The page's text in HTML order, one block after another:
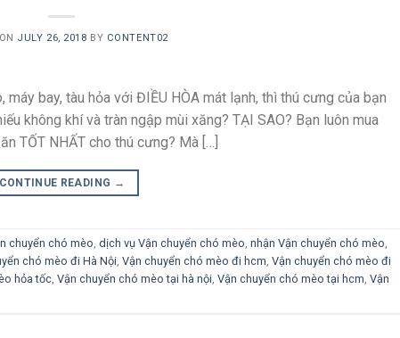
JULY 26, 2018 BY CONTENT02
bay, tàu hỏa với ĐIỀU HÒA mát lạnh, thì thú cưng của bạn
không khí và tràn ngập mùi xăng? TẠI SAO? Bạn luôn mua
TỐT NHẤT cho thú cưng? Mà […]
CONTINUE READING →
chuyển chó mèo, dịch vụ Vận chuyển chó mèo, nhận Vận chuyển chó mèo,
chó mèo đi Hà Nội, Vận chuyển chó mèo đi hcm, Vận chuyển chó mèo đi
hỏa tốc, Vận chuyển chó mèo tại hà nội, Vận chuyển chó mèo tại hcm, Vận